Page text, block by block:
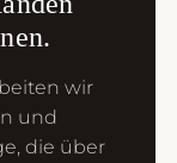
wir
und
die über